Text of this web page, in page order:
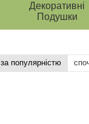
Декоративні
Подушки
за популярністю